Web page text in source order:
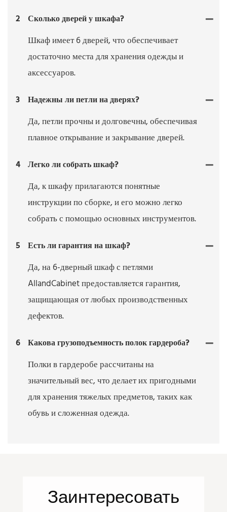
2 Сколько дверей у шкафа?
Шкаф имеет 6 дверей, что обеспечивает
достаточно места для хранения одежды и
аксессуаров.
3 Надежны ли петли на дверях?
Да, петли прочны и долговечны, обеспечивая
плавное открывание и закрывание дверей.
4 Легко ли собрать шкаф?
Да, к шкафу прилагаются понятные
инструкции по сборке, и его можно легко
собрать с помощью основных инструментов.
5 Есть ли гарантия на шкаф?
Да, на 6-дверный шкаф с петлями
AllandCabinet предоставляется гарантия,
защищающая от любых производственных
дефектов.
6 Какова грузоподъемность полок гардероба?
Полки в гардеробе рассчитаны на
значительный вес, что делает их пригодными
для хранения тяжелых предметов, таких как
обувь и сложенная одежда.
Заинтересовать